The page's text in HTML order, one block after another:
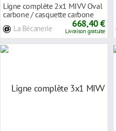
Ligne complète 2x1 MIVV Oval
carbone / casquette carbone
La Bécanerie 668,40 €
Livraison gratuite